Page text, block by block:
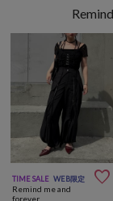
TIME SALE WEB限定 
Remind me and
forever